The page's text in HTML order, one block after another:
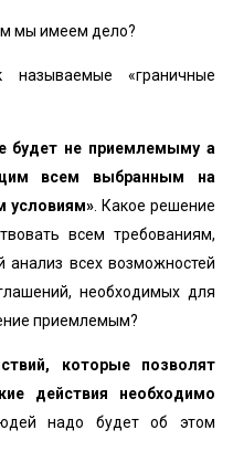
мы имеем дело?
«граничные
будет не приемлемыму а
всем выбранным на
условиям» . Какое решение
всем требованиям,
всех возможностей
необходимых для
приемлемым?
которые позволят
действия необходимо
надо будет об этом